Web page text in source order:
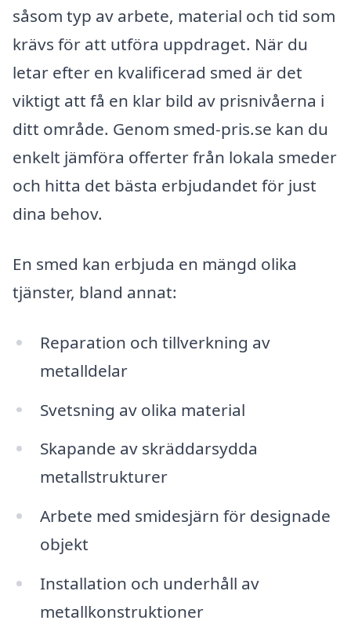
såsom typ av arbete, material och tid som
krävs för att utföra uppdraget. När du
letar efter en kvalificerad smed är det
viktigt att få en klar bild av prisnivåerna i
ditt område. Genom smed-pris.se kan du
enkelt jämföra offerter från lokala smeder
och hitta det bästa erbjudandet för just
dina behov.
En smed kan erbjuda en mängd olika
tjänster, bland annat:
Reparation och tillverkning av
metalldelar
Svetsning av olika material
Skapande av skräddarsydda
metallstrukturer
Arbete med smidesjärn för designade
objekt
Installation och underhåll av
metallkonstruktioner